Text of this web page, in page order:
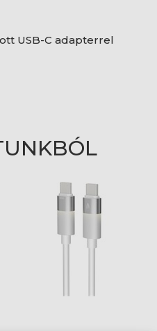
USB-C adapterrel